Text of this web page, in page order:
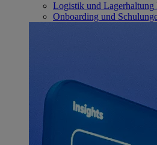
Logistik und Lagerhaltung
Onboarding und